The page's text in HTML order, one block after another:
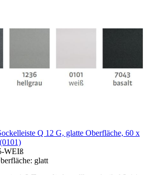
Q 12 G, glatte Oberfläche, 60 x
WEIß
glatt